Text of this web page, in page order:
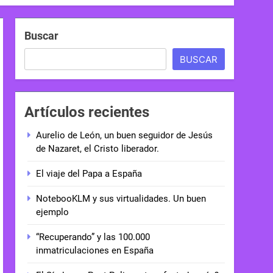
Buscar
BUSCAR
Artículos recientes
Aurelio de León, un buen seguidor de Jesús
de Nazaret, el Cristo liberador.
El viaje del Papa a España
NotebooKLM y sus virtualidades. Un buen
ejemplo
“Recuperando” y las 100.000
inmatriculaciones en España